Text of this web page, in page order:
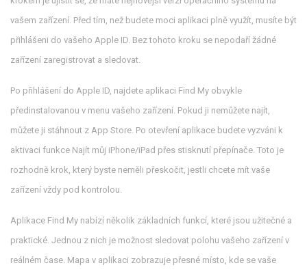
vašem zařízení. Před tím, než budete moci aplikaci plně využít, musíte být
přihlášeni do vašeho Apple ID. Bez tohoto kroku se nepodaří žádné
zařízení zaregistrovat a sledovat.
Po přihlášení do Apple ID, najdete aplikaci Find My obvykle
předinstalovanou v menu vašeho zařízení. Pokud ji nemůžete najít,
můžete ji stáhnout z App Store. Po otevření aplikace budete vyzváni k
aktivaci funkce Najít můj iPhone/iPad přes stisknutí přepínače. Toto je
rozhodně krok, který byste neměli přeskočit, jestli chcete mít vaše
zařízení vždy pod kontrolou.
Aplikace Find My nabízí několik základních funkcí, které jsou užitečné a
praktické. Jednou z nich je možnost sledovat polohu vašeho zařízení v
reálném čase. Mapa v aplikaci zobrazuje přesné místo, kde se vaše